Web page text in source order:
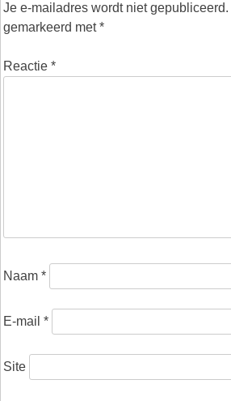
Je e-mailadres wordt niet gepubliceerd.
gemarkeerd met*
Reactie *
Naam *
E-mail *
Site